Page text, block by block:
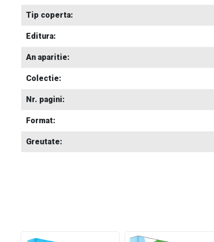
Tip coperta:
Editura:
An aparitie:
Colectie:
Nr. pagini:
Format:
Greutate: